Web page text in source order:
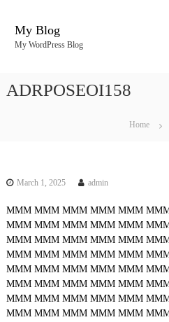
My Blog
My WordPress Blog
ADRPOSEOI158
Home
March 1, 2025 admin
MMM MMM MMM MMM MMM
MMM MMM MMM MMM MMM
MMM MMM MMM MMM MMM
MMM MMM MMM MMM MMM
MMM MMM MMM MMM MMM
MMM MMM MMM MMM MMM
MMM MMM MMM MMM MMM
MMM MMM MMM MMM MMM